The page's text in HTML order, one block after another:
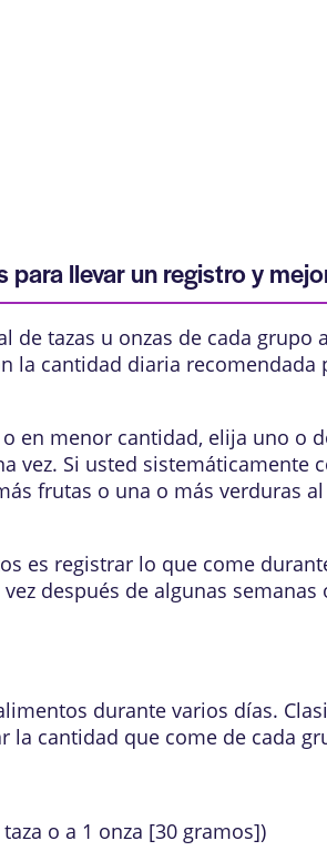
llevar un registro y
tazas u onzas de cada
la cantidad diaria
en menor cantidad, elija uno o
Si usted sistemáticamente
frutas o una o más verduras
es registrar lo que come
después de algunas
durante varios días.
la cantidad que come de cada
o a 1 onza [30 gramos])